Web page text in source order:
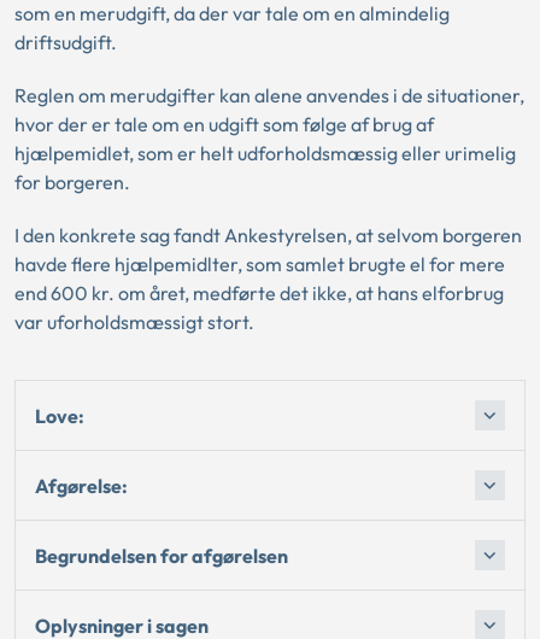
som en merudgift, da der var tale om en almindelig
driftsudgift.
Reglen om merudgifter kan alene anvendes i de situationer,
hvor der er tale om en udgift som følge af brug af
hjælpemidlet, som er helt udforholdsmæssig eller urimelig
for borgeren.
I den konkrete sag fandt Ankestyrelsen, at selvom borgeren
havde flere hjælpemidlter, som samlet brugte el for mere
end 600 kr. om året, medførte det ikke, at hans elforbrug
var uforholdsmæssigt stort.
Love:
Afgørelse:
Begrundelsen for afgørelsen
Oplysninger i sagen